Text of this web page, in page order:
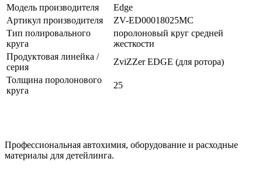
Модель производителя
Edge
Артикул производителя
ZV-ED00018025MC
Тип полировального
круга
поролоновый круг средней
жесткости
Продуктовая линейка /
серия
ZviZZer EDGE (для ротора)
Толщина поролонового
круга
25
Профессиональная автохимия, оборудование и расходные
материалы для детейлинга.